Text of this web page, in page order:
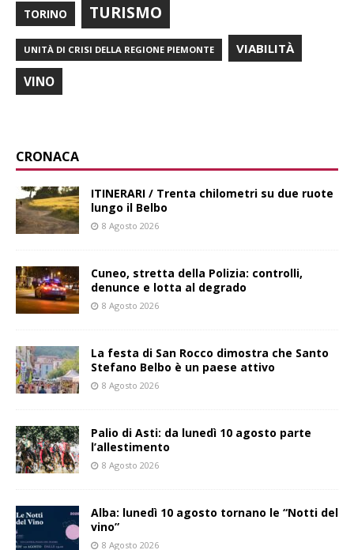
TORINO TURISMO
UNITÀ DI CRISI DELLA REGIONE PIEMONTE VIABILITÀ
VINO
CRONACA
ITINERARI / Trenta chilometri su due ruote
lungo il Belbo
8 Agosto 2026
Cuneo, stretta della Polizia: controlli,
denunce e lotta al degrado
8 Agosto 2026
La festa di San Rocco dimostra che Santo
Stefano Belbo è un paese attivo
8 Agosto 2026
Palio di Asti: da lunedì 10 agosto parte
l’allestimento
8 Agosto 2026
Alba: lunedì 10 agosto tornano le “Notti del
vino”
8 Agosto 2026